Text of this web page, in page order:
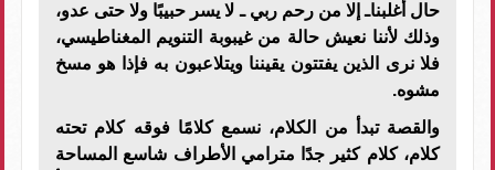
حال أغلبناـ إلا من رحم ربي ـ لا يسر حبيبًا ولا حتى عدو،
وذلك لأننا نعيش حالة من غيبوبة التنويم المغناطيسي،
فلا نرى الذين يفتتون يقيننا ويتلاعبون به فإذا هو مسخ
مشوه.
والقصة تبدأ من الكلام، نسمع كلامًا فوقه كلام تحته
كلام، كلام كثير جدًا مترامي الأطراف شاسع المساحة